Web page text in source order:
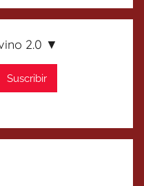
2.0 ▼